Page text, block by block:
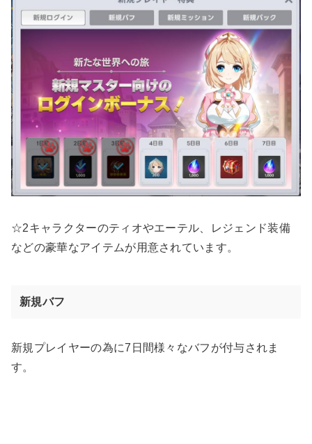
☆2キャラクターのティオやエーテル、レジェンド装備
などの豪華なアイテムが用意されています。
新規バフ
新規プレイヤーの為に7日間様々なバフが付与されま
す。